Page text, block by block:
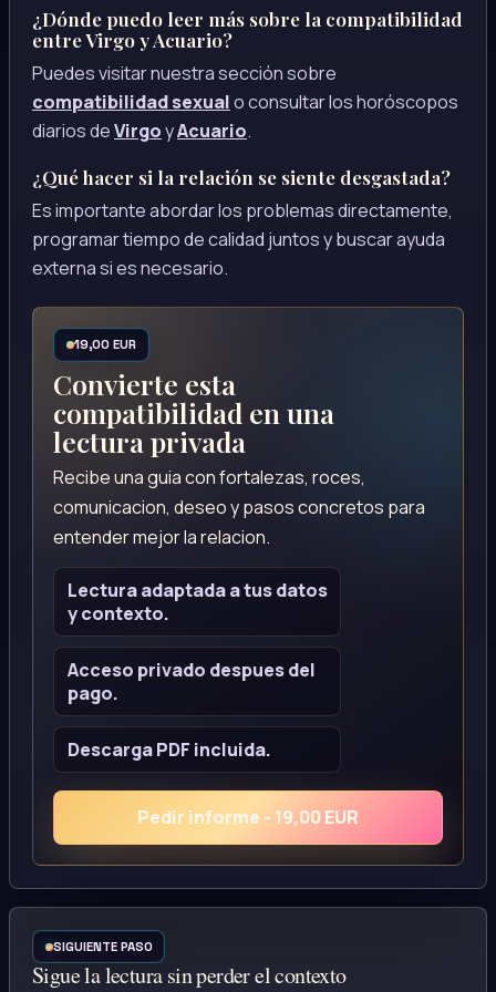
¿Dónde puedo leer más sobre la compatibilidad
entre Virgo y Acuario?
Puedes visitar nuestra sección sobre
compatibilidad sexualo consultar los horóscopos
diarios deVirgoyAcuario.
¿Qué hacer si la relación se siente desgastada?
Es importante abordar los problemas directamente,
programar tiempo de calidad juntos y buscar ayuda
externa si es necesario.
19,00 EUR
Convierte esta
compatibilidad en una
lectura privada
Recibe una guia con fortalezas, roces,
comunicacion, deseo y pasos concretos para
entender mejor la relacion.
Lectura adaptada a tus datos
y contexto.
Acceso privado despues del
pago.
Descarga PDF incluida.
Pedir informe - 19,00 EUR
SIGUIENTE PASO
Sigue la lectura sin perder el contexto